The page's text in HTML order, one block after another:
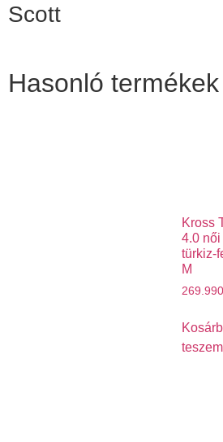
Scott
Hasonló termékek
Kross
4.0 női
türkiz-
M
269.990
teszem